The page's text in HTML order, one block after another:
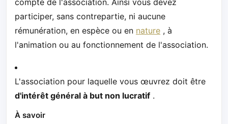
participer, sans contrepartie, ni aucune
rémunération, en espèce ou en nature , à
l'animation ou au fonctionnement de l'association.
L'association pour laquelle vous œuvrez doit être
d'intérêt général à but non lucratif .
À savoir